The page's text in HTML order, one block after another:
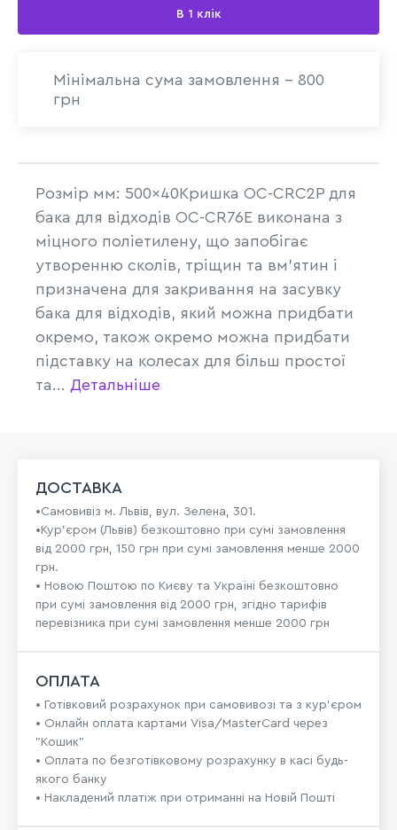
В 1 клік
Мінімальна сума замовлення - 800
грн
Розмір мм: 500×40Кришка OC-CRC2P для
бака для відходів OC-CR76E виконана з
міцного поліетилену, що запобігає
утворенню сколів, тріщин та вм'ятин і
призначена для закривання на засувку
бака для відходів, який можна придбати
окремо, також окремо можна придбати
підставку на колесах для більш простої
та... Детальніше
ДОСТАВКА
•Самовивіз м. Львів, вул. Зелена, 301.
•Кур'єром (Львів) безкоштовно при сумі замовлення
від 2000 грн, 150 грн при сумі замовлення менше 2000
грн.
• Новою Поштою по Києву та Україні безкоштовно
при сумі замовлення від 2000 грн, згідно тарифів
перевізника при сумі замовлення менше 2000 грн
ОПЛАТА
• Готівковий розрахунок при самовивозі та з кур’єром
• Онлайн оплата картами Visa/MasterCard через
"Кошик"
• Оплата по безготівковому розрахунку в касі будь-
якого банку
• Накладений платіж при отриманні на Новій Пошті